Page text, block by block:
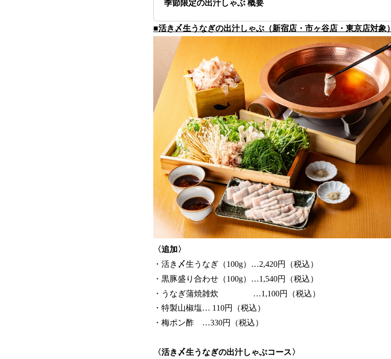
季節限定の出汁しゃぶ 概要
■活き〆生うなぎの出汁しゃぶ（新宿店・市ヶ谷店・東京店対象）
〈追加〉
・活き〆生うなぎ（100g）…2,420円（税込）
・黒豚盛り合わせ（100g）…1,540円（税込）
・うなぎ蒲焼雑炊 …1,100円（税込）
・特製山椒塩… 110円（税込）
・梅ポン酢 …330円（税込）
〈活き〆生うなぎの出汁しゃぶコース〉